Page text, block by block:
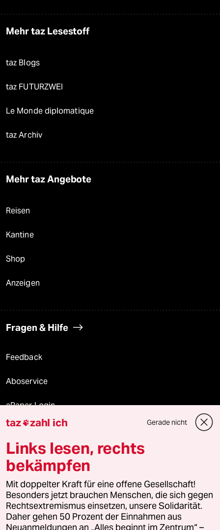
Mehr taz Lesestoff
taz Blogs
taz FUTURZWEI
Le Monde diplomatique
taz Archiv
Mehr taz Angebote
Reisen
Kantine
Shop
Anzeigen
Fragen & Hilfe
Feedback
Aboservice
ePaper Login
Downloads für Abonnierende
© 2026 taz Verlags und Vertriebs GmbH
Alle Rechte vorbehalten. Bei rechtlichen Fragen oder für Genehmigungen
wenden Sie sich bitte an
lizenzen@taz.de
Feedback Redaktionsstatut Kommune-Richtlinien
taz zahl ich Gerade nicht
Links lesen, rechts
bekämpfen
Mit doppelter Kraft für eine offene Gesellschaft!
Besonders jetzt brauchen Menschen, die sich gegen
Rechtsextremismus einsetzen, unsere Solidarität.
Daher gehen 50 Prozent der Einnahmen aus
Neuanmeldungen an „Alles beginnt im Zentrum“ –